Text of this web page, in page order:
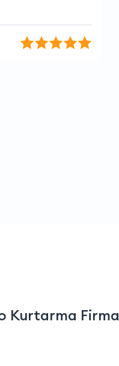
Kurtarma Firma